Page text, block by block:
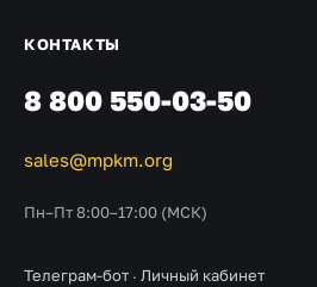
КОНТАКТЫ
8 800 550-03-50
sales@mpkm.org
Пн–Пт 8:00–17:00 (МСК)
Телеграм-бот · Личный кабинет